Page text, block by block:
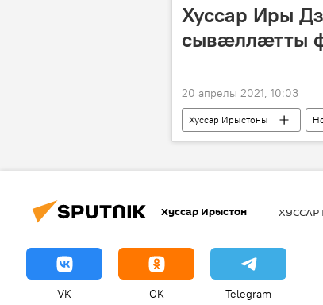
Хуссар Иры
сывӕллӕтты
20 апрелы 2021, 10:03
Хуссар Ирыстоны
Хуссар Ирыстон
VK OK Telegram